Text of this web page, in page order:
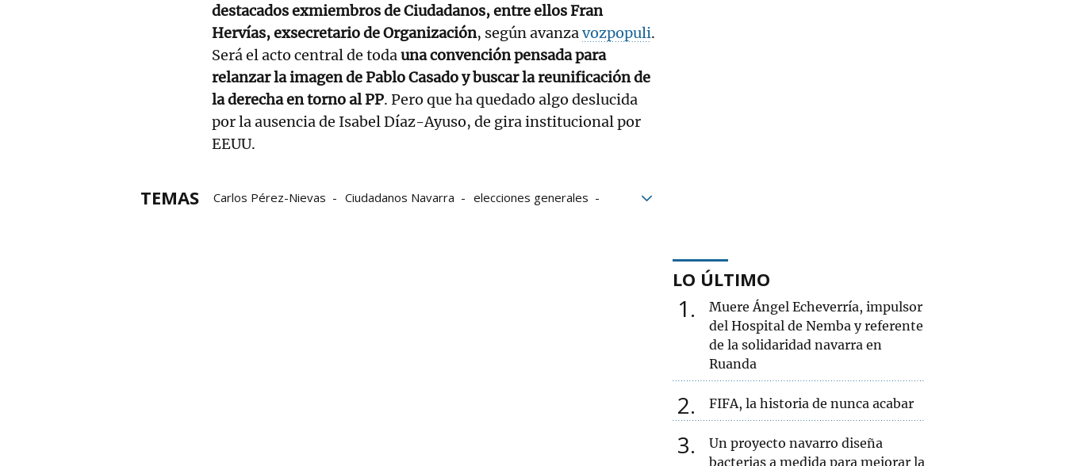
destacados exmiembros de Ciudadanos, entre ellos Fran
Hervías, exsecretario de Organización, según avanzavozpopuli.
Será el acto central de todauna convención pensada para
relanzar la imagen de Pablo Casado y buscar la reunificación de
la derecha en torno al PP. Pero que ha quedado algo deslucida
por la ausencia de Isabel Díaz-Ayuso, de gira institucional por
EEUU.
TEMAS Carlos Pérez-Nievas Ciudadanos Navarra
elecciones generales
LO ÚLTIMO
1
Muere Ángel Echeverría, impulsor
del Hospital de Nemba y referente
de la solidaridad navarra en
Ruanda
2 FIFA, la historia de nunca acabar
3
Un proyecto navarro diseña
bacterias a medida para mejorar la